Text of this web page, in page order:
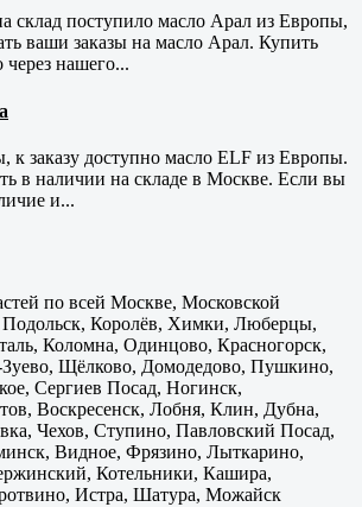
склад поступило масло Арал из Европы,
ваши заказы на масло Арал. Купить
нашего...
к заказу доступно масло ELF из Европы.
в наличии на складе в Москве. Если вы
и...
по всей Москве, Московской
Подольск, Королёв, Химки, Люберцы,
Коломна, Одинцово, Красногорск,
Щёлково, Домодедово, Пушкино,
Сергиев Посад, Ногинск,
Воскресенск, Лобня, Клин, Дубна,
Чехов, Ступино, Павловский Посад,
Видное, Фрязино, Лыткарино,
Котельники, Кашира,
Истра, Шатура, Можайск